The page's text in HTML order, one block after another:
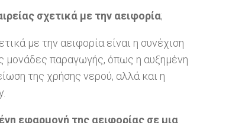
σχετικά με την αειφορία;
με την αειφορία είναι η συνέχιση
μονάδες παραγωγής, όπως η αυξημένη
της χρήσης νερού, αλλά και η
εφαρμογή της αειφορίας σε μια